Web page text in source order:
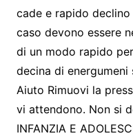
cade e rapido
caso devono essere
di un modo rapido
decina di
Aiuto Rimuovi la
vi attendono. Non si
INFANZIA E